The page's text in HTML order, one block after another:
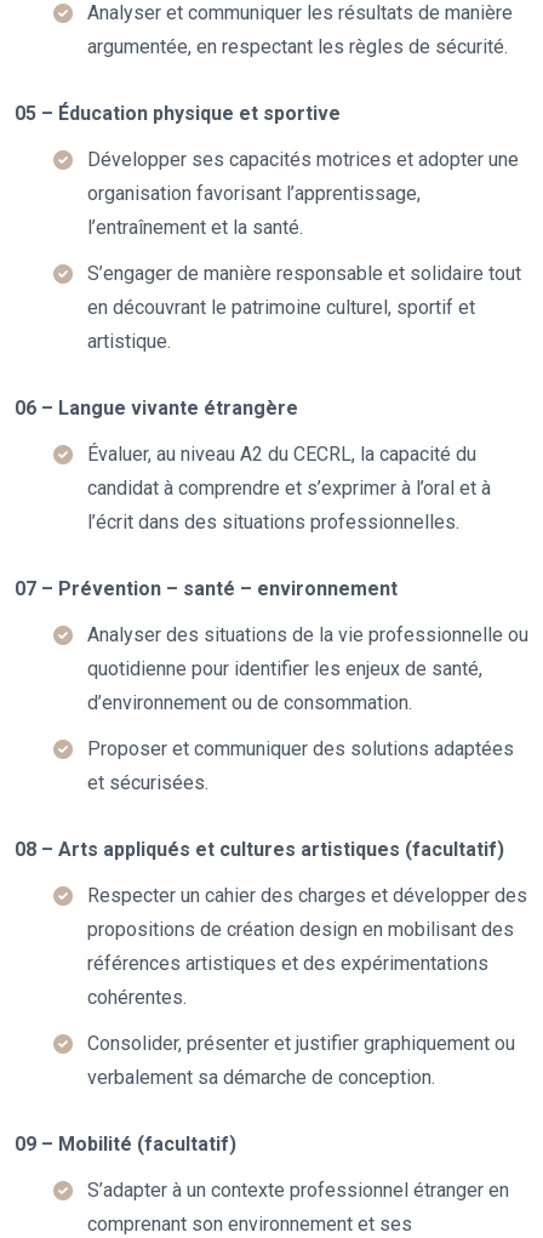
Analyser et communiquer les résultats de manière
argumentée, en respectant les règles de sécurité.
05 – Éducation physique et sportive
Développer ses capacités motrices et adopter une
organisation favorisant l’apprentissage,
l’entraînement et la santé.
S’engager de manière responsable et solidaire tout
en découvrant le patrimoine culturel, sportif et
artistique.
06 – Langue vivante étrangère
Évaluer, au niveau A2 du CECRL, la capacité du
candidat à comprendre et s’exprimer à l’oral et à
l’écrit dans des situations professionnelles.
07 – Prévention – santé – environnement
Analyser des situations de la vie professionnelle ou
quotidienne pour identifier les enjeux de santé,
d’environnement ou de consommation.
Proposer et communiquer des solutions adaptées
et sécurisées.
08 – Arts appliqués et cultures artistiques (facultatif)
Respecter un cahier des charges et développer des
propositions de création design en mobilisant des
références artistiques et des expérimentations
cohérentes.
Consolider, présenter et justifier graphiquement ou
verbalement sa démarche de conception.
09 – Mobilité (facultatif)
S’adapter à un contexte professionnel étranger en
comprenant son environnement et ses